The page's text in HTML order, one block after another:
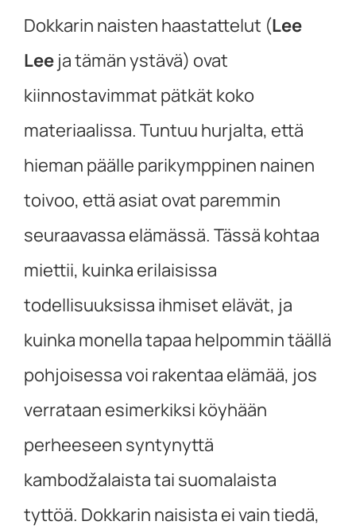
Dokkarin naisten haastattelut (Lee
Lee ja tämän ystävä) ovat
kiinnostavimmat pätkät koko
materiaalissa. Tuntuu hurjalta, että
hieman päälle parikymppinen nainen
toivoo, että asiat ovat paremmin
seuraavassa elämässä. Tässä kohtaa
miettii, kuinka erilaisissa
todellisuuksissa ihmiset elävät, ja
kuinka monella tapaa helpommin täällä
pohjoisessa voi rakentaa elämää, jos
verrataan esimerkiksi köyhään
perheeseen syntynyttä
kambodžalaista tai suomalaista
tyttöä. Dokkarin naisista ei vain tiedä,